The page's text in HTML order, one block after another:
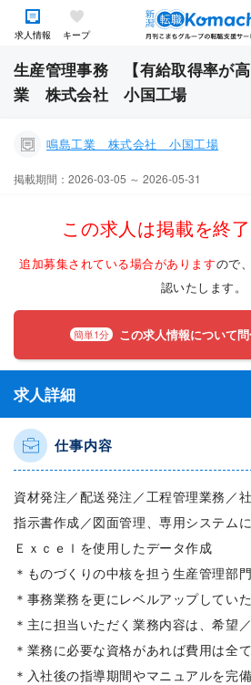
求人情報 キープ
生産管理事務 【有給取得率が
業 株式会社 小国工場
鳴島工業 株式会社 小国工場
掲載期間：2026-03-05 ～ 2026-05-31
この求人は掲載を終了
追加募集されている場合がありますので
認いたします。
簡単1分 この求人情報について
求人詳細
仕事内容
資材発注／配送発注／工程管理業務／
指示書作成／図面管理、専用システム
Ｅｘｃｅｌを使用したデータ作成
＊ものづくりの中核を担う生産管理部門
＊事務業務を更にレベルアップしていた
＊主に担当いただく業務内容は、希望
＊業務に必要な資格があれば費用は全
＊入社後の指導期間やマニュアルを完備